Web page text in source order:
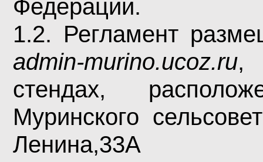
Федерации.
1.2. Регламент
admin-murino.ucoz.ru,
стендах,
Муринского
Ленина,33А